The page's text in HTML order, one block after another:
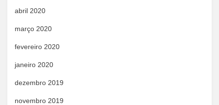
abril 2020
março 2020
fevereiro 2020
janeiro 2020
dezembro 2019
novembro 2019